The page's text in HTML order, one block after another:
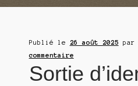
Publié le 26 août 2025
commentaire
Sortie